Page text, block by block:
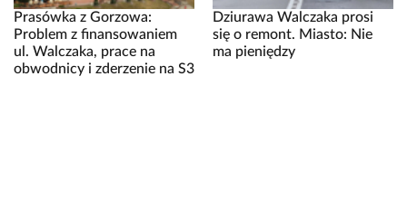
Prasówka z Gorzowa:
Problem z finansowaniem
ul. Walczaka, prace na
obwodnicy i zderzenie na S3
Dziurawa Walczaka prosi
się o remont. Miasto: Nie
ma pieniędzy